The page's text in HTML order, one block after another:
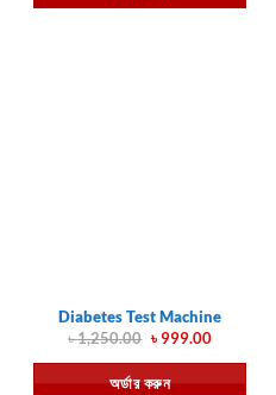
Diabetes Test Machine
৳1,250.00 Original
was:
৳ 1,250.00.
৳999.00Current
is:
৳ 999.00.
অর্ডার করুন